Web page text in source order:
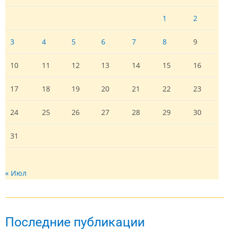
1 2
3 4 5 6 7 8 9
10 11 12 13 14 15 16
17 18 19 20 21 22 23
24 25 26 27 28 29 30
31
« Июл
Последние публикации